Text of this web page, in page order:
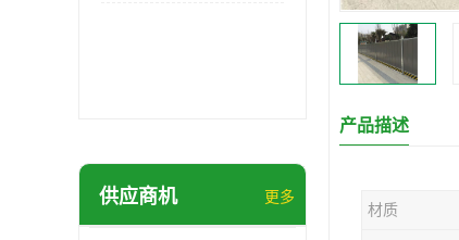
供应商机 更多
产品描述
材质